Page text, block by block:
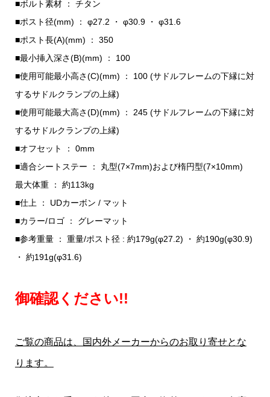
■ボルト素材 ： チタン
■ポスト径(mm) ： φ27.2 ・ φ30.9 ・ φ31.6
■ポスト長(A)(mm) ： 350
■最小挿入深さ(B)(mm) ： 100
■使用可能最小高さ(C)(mm) ： 100 (サドルフレームの下縁に対
するサドルクランプの上縁)
■使用可能最大高さ(D)(mm) ： 245 (サドルフレームの下縁に対
するサドルクランプの上縁)
■オフセット ： 0mm
■適合シートステー ： 丸型(7×7mm)および楕円型(7×10mm)
最大体重 ： 約113kg
■仕上 ： UDカーボン / マット
■カラー/ロゴ ： グレーマット
■参考重量 ： 重量/ポスト径 : 約179g(φ27.2) ・ 約190g(φ30.9)
・ 約191g(φ31.6)
御確認ください!!
ご覧の商品は、国内外メーカーからのお取り寄せとな
ります。